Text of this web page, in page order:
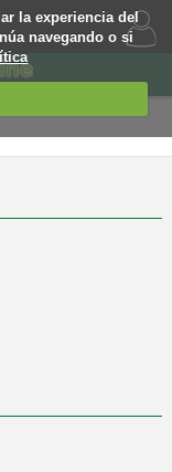
la experiencia del
navegando o si